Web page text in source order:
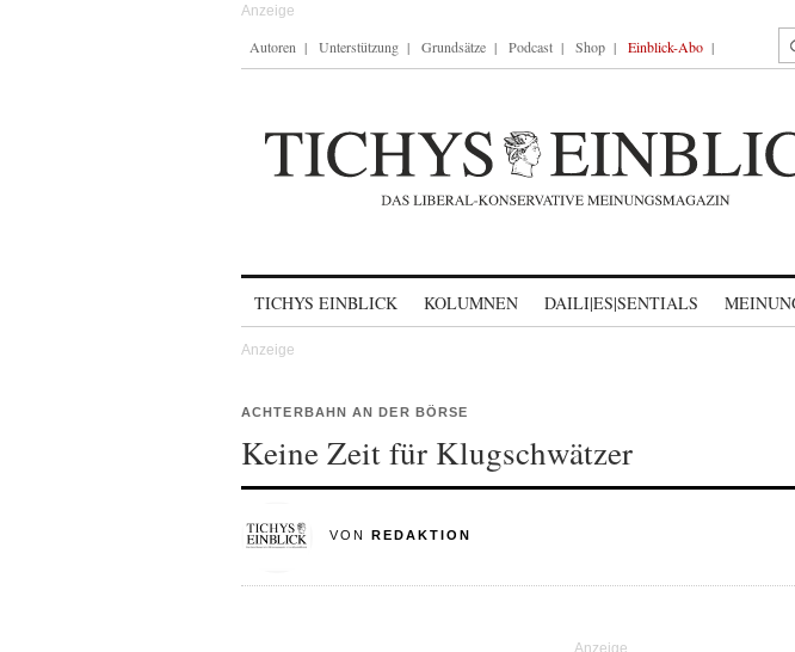
Autoren Unterstützung Grundsätze Podcast Shop Einblick-Abo
TICHYS EINBLICK KOLUMNEN DAILI|ES|SENTIALS
ACHTERBAHN AN DER BÖRSE
Keine Zeit für Klugschwätzer
VON REDAKTION